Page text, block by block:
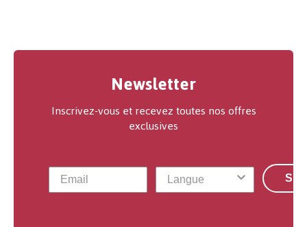
Newsletter
Inscrivez-vous et recevez toutes nos offres
exclusives